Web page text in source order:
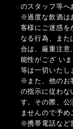
のスタッフ等へ
※過度な飲酒は
客様にご迷惑を
なる行為、ま
合は、厳重注意
能性がござ い
等は一切いたし
※また、他のお
の指示に従わな
す。その際、公
ませんので予め
※携帯電話など